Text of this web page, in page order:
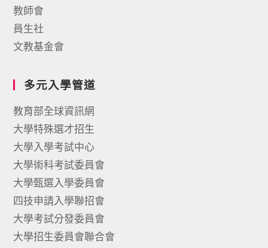
教師會
員生社
文教基金會
多元入學管道
教育部全球資訊網
大學特殊選才招生
大學入學考試中心
大學術科考試委員會
大學甄選入學委員會
四技申請入學聯招會
大學考試分發委員會
大學招生委員會聯合會